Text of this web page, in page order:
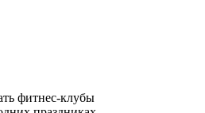
фитнес-клубы